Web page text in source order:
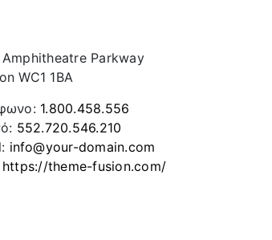
Amphitheatre Parkway
WC1 1BA
1.800.458.556
552.720.546.210
info@your-domain.com
https://theme-fusion.com/